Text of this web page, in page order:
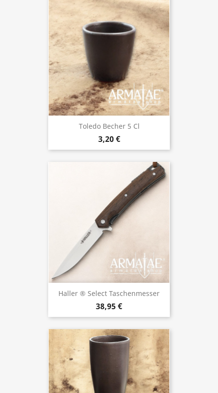
Toledo Becher 5 Cl
3,20 €
Haller ® Select Taschenmesser
38,95 €